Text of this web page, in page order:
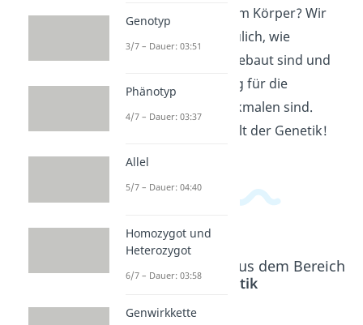
Funktion haben sie im Körper? Wir
erklären dir anschaulich, wie
Chromosomen aufgebaut sind und
warum sie so wichtig für die
Vererbung von Merkmalen sind.
Tauche ein in die Welt der Genetik!
Beliebte Inhalte aus dem Bereich
Genetik
Genotyp
3/7 – Dauer: 03:51
Phänotyp
4/7 – Dauer: 03:37
Allel
5/7 – Dauer: 04:40
Homozygot und
Heterozygot
6/7 – Dauer: 03:58
Genwirkkette